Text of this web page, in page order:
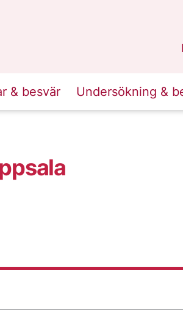
& besvär Undersökning &